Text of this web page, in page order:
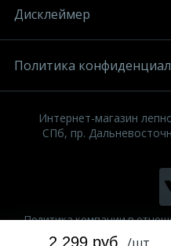
2 299 руб.
Дисклеймер
Политика
Интернет-магазин
СПб, пр.
Политика компании в